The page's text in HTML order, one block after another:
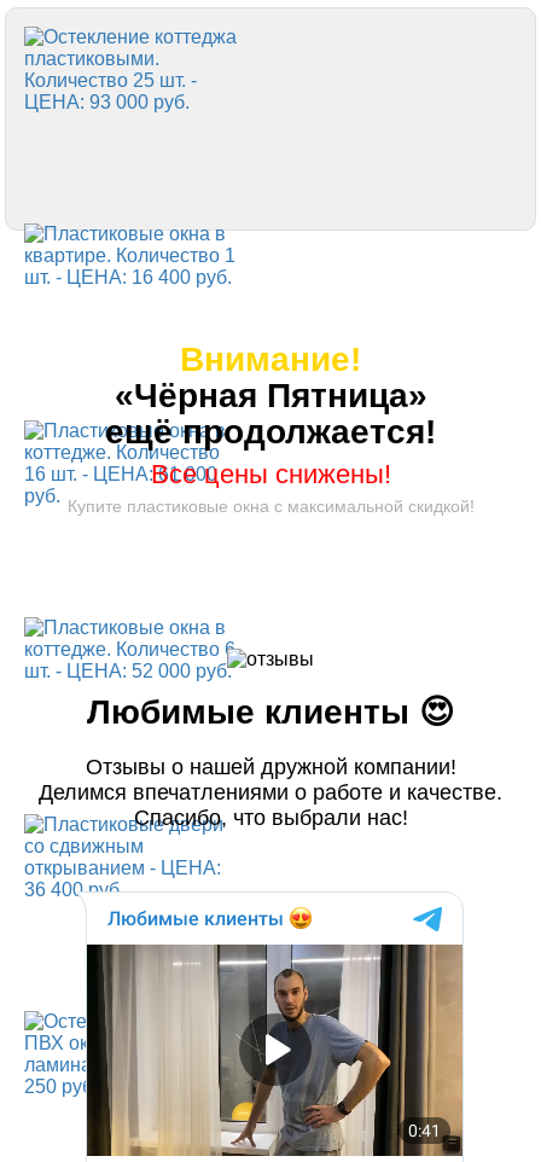
Внимание!
«Чёрная Пятница»
ещё продолжается!
Все цены снижены!
Купите пластиковые окна с максимальной скидкой!
Любимые клиенты 😍
Отзывы о нашей дружной компании!
Делимся впечатлениями о работе и качестве.
Спасибо, что выбрали нас!